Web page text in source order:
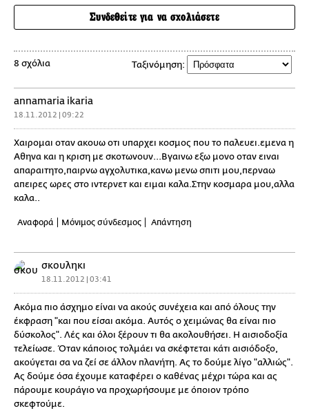
Συνδεθείτε για να σχολιάσετε
8 σχόλια Ταξινόμηση:
annamaria ikaria
18.11.2012 | 09:22
Χαιρομαι οταν ακουω οτι υπαρχει κοσμος που το παλευει.εμενα η
Αθηνα και η κριση με σκοτωνουν...Βγαινω εξω μονο οταν ειναι
απαραιτητο,παιρνω αγχολυτικα,κανω μενω σπιτι μου,περναω
απειρες ωρες στο ιντερνετ και ειμαι καλα.Στην κοσμαρα μου,αλλα
καλα..
Αναφορά Μόνιμος σύνδεσμος Απάντηση
σκουληκι
18.11.2012 | 03:41
Ακόμα πιο άσχημο είναι να ακούς συνέχεια και από όλους την
έκφραση "και που είσαι ακόμα. Αυτός ο χειμώνας θα είναι πιο
δύσκολος". Λές και όλοι ξέρουν τι θα ακολουθήσει. Η αισιοδοξία
τελείωσε. Όταν κάποιος τολμάει να σκέφτεται κάτι αισιόδοξο,
ακούγεται σα να ζεί σε άλλον πλανήτη. Ας το δούμε λίγο "αλλιώς".
Ας δούμε όσα έχουμε καταφέρει ο καθένας μέχρι τώρα και ας
πάρουμε κουράγιο να προχωρήσουμε με όποιον τρόπο
σκεφτούμε.